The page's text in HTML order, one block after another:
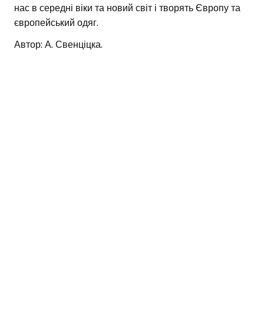
нас в середні віки та новий світ і творять Європу та
європейський одяг.
Автор: А. Свенціцка.